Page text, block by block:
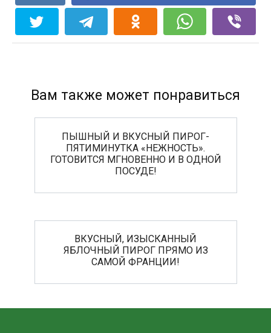
Вам также может понравиться
ПЫШНЫЙ И ВКУСНЫЙ ПИРОГ-
ПЯТИМИНУТКА «НЕЖНОСТЬ».
ГОТОВИТСЯ МГНОВЕННО И В ОДНОЙ
ПОСУДЕ!
ВКУСНЫЙ, ИЗЫСКАННЫЙ
ЯБЛОЧНЫЙ ПИРОГ ПРЯМО ИЗ
САМОЙ ФРАНЦИИ!